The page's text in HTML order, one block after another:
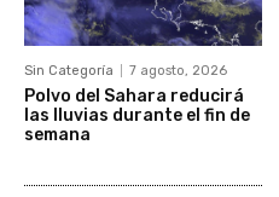
Sin Categoría 7 agosto, 2026
Polvo del Sahara reducirá
las lluvias durante el fin de
semana